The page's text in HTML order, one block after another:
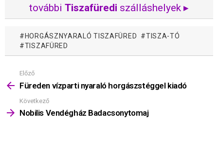
további Tiszafüredi szálláshelyek ▸
HORGÁSZNYARALÓ TISZAFÜRED
TISZA-TÓ
TISZAFÜRED
Mutass
többet
Előző
Füreden vízparti nyaraló horgászstéggel kiadó
Következő
Nobilis Vendégház Badacsonytomaj